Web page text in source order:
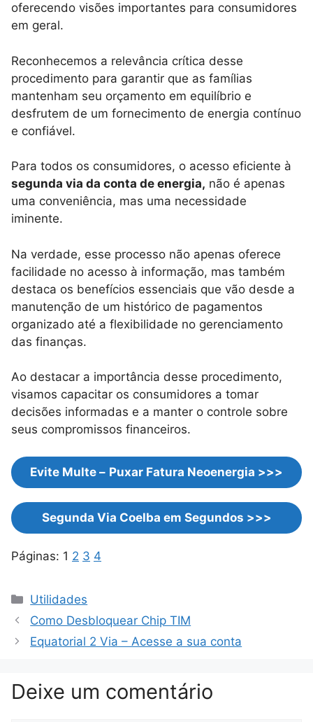
oferecendo visões importantes para consumidores
em geral.
Reconhecemos a relevância crítica desse
procedimento para garantir que as famílias
mantenham seu orçamento em equilíbrio e
desfrutem de um fornecimento de energia contínuo
e confiável.
Para todos os consumidores, o acesso eficiente à
segunda via da conta de energia, não é apenas
uma conveniência, mas uma necessidade
iminente.
Na verdade, esse processo não apenas oferece
facilidade no acesso à informação, mas também
destaca os benefícios essenciais que vão desde a
manutenção de um histórico de pagamentos
organizado até a flexibilidade no gerenciamento
das finanças.
Ao destacar a importância desse procedimento,
visamos capacitar os consumidores a tomar
decisões informadas e a manter o controle sobre
seus compromissos financeiros.
Evite Multe – Puxar Fatura Neoenergia >>>
Segunda Via Coelba em Segundos >>>
Páginas: 1 2 3 4
Categorias
Utilidades
Como Desbloquear Chip TIM
Equatorial 2 Via – Acesse a sua conta
Deixe um comentário